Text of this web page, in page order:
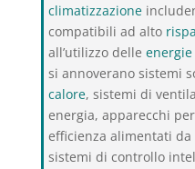
climatizzazione
compatibili ad alto
all’utilizzo delle
si annoverano sistemi
calore, sistemi di
energia, apparecchi
efficienza alimentati da
sistemi di controllo